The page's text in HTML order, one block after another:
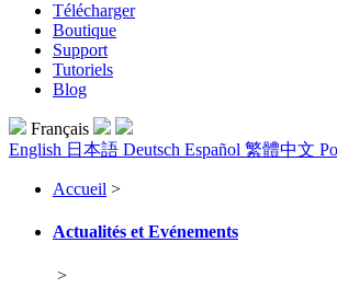
Télécharger
Boutique
Support
Tutoriels
Blog
Français
English 日本語 Deutsch Español 繁體中文
Accueil >
Actualités et Evénements
>